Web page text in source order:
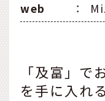
web
：
「及富」で
を手に入れる